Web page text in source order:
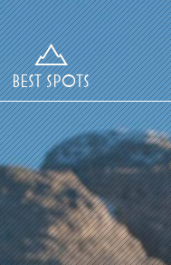
BEST SPOTS